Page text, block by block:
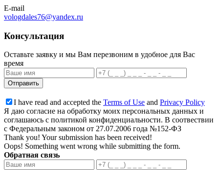
E-mail
vologdales76@yandex.ru
Консультация
Оставьте заявку и мы Вам перезвоним в удобное для Вас
время
I have read and accepted the Terms of Use and Privacy Policy
Я даю согласие на обработку моих персональных данных и
соглашаюсь с политикой конфиденциальности. В соотвествии
с Федеральным законом от 27.07.2006 года №152-ФЗ
Thank you! Your submission has been received!
Oops! Something went wrong while submitting the form.
Обратная связь